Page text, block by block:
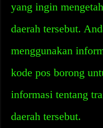
yang ingin
daerah tersebut.
menggunakan
kode pos borong
informasi tentang
daerah tersebut.